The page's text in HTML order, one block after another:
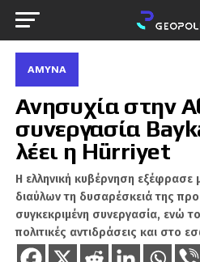
ΆΜΥΝΑ
Ανησυχία στην
συνεργασία
λέει η Hürriyet
H ελληνική κυβέρνηση
διαύλων τη δυσαρέσκειά της
συγκεκριμένη συνεργασία, ενώ
πολιτικές αντιδράσεις και στο